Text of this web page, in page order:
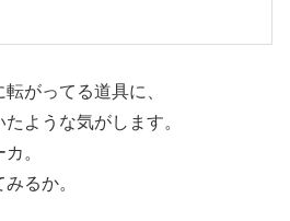
がってる道具に、
ような気がします。
。
るか。